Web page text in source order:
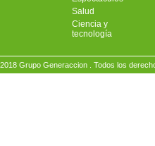
Salud
Ciencia y
tecnología
2018 Grupo Generaccion . Todos los